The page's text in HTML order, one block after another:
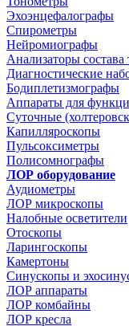
Эхоэнцефалографы
Спирометры
Нейромиографы
Анализаторы состава
Диагностические
Бодиплетизмографы
Аппараты для
Суточные
Капилляроскопы
Пульсоксиметры
Полисомнографы
ЛОР оборудование
Аудиометры
ЛОР микроскопы
Налобные осветители
Отоскопы
Ларингоскопы
Камертоны
Синускопы и
ЛОР аппараты
ЛОР комбайны
ЛОР кресла